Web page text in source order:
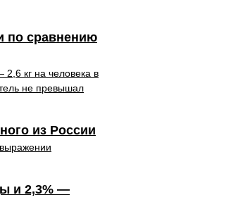
по сравнению
2,6 кг на человека в
не превышал
из России
и 2,3% —